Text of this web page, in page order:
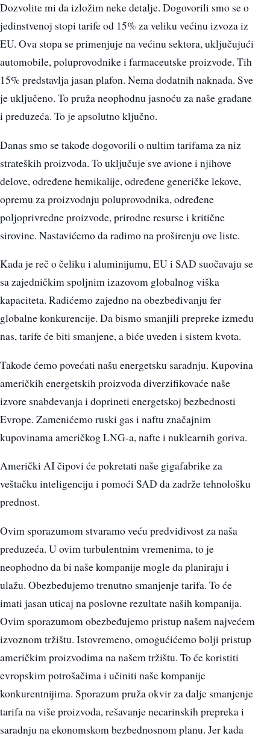
Dozvolite mi da izložim neke detalje. Dogovorili smo se o
jedinstvenoj stopi tarife od 15% za veliku većinu izvoza iz
EU. Ova stopa se primenjuje na većinu sektora, uključujući
automobile, poluprovodnike i farmaceutske proizvode. Tih
15% predstavlja jasan plafon. Nema dodatnih naknada. Sve
je uključeno. To pruža neophodnu jasnoću za naše građane
i preduzeća. To je apsolutno ključno.
Danas smo se takođe dogovorili o nultim tarifama za niz
strateških proizvoda. To uključuje sve avione i njihove
delove, određene hemikalije, određene generičke lekove,
opremu za proizvodnju poluprovodnika, određene
poljoprivredne proizvode, prirodne resurse i kritične
sirovine. Nastavićemo da radimo na proširenju ove liste.
Kada je reč o čeliku i aluminijumu, EU i SAD suočavaju se
sa zajedničkim spoljnim izazovom globalnog viška
kapaciteta. Radićemo zajedno na obezbeđivanju fer
globalne konkurencije. Da bismo smanjili prepreke između
nas, tarife će biti smanjene, a biće uveden i sistem kvota.
Takođe ćemo povećati našu energetsku saradnju. Kupovina
američkih energetskih proizvoda diverzifikovaće naše
izvore snabdevanja i doprineti energetskoj bezbednosti
Evrope. Zamenićemo ruski gas i naftu značajnim
kupovinama američkog LNG-a, nafte i nuklearnih goriva.
Američki AI čipovi će pokretati naše gigafabrike za
veštačku inteligenciju i pomoći SAD da zadrže tehnološku
prednost.
Ovim sporazumom stvaramo veću predvidivost za naša
preduzeća. U ovim turbulentnim vremenima, to je
neophodno da bi naše kompanije mogle da planiraju i
ulažu. Obezbeđujemo trenutno smanjenje tarifa. To će
imati jasan uticaj na poslovne rezultate naših kompanija.
Ovim sporazumom obezbeđujemo pristup našem najvećem
izvoznom tržištu. Istovremeno, omogućićemo bolji pristup
američkim proizvodima na našem tržištu. To će koristiti
evropskim potrošačima i učiniti naše kompanije
konkurentnijima. Sporazum pruža okvir za dalje smanjenje
tarifa na više proizvoda, rešavanje necarinskih prepreka i
saradnju na ekonomskom bezbednosnom planu. Jer kada